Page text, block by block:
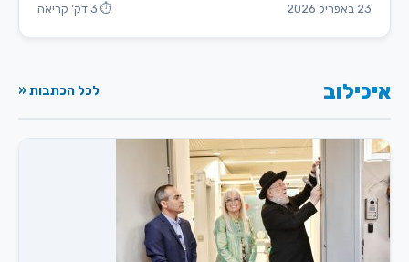
23 באפריל 2026 ⏱ 3 דק' קריאה
איכילוב לכל הכתבות «